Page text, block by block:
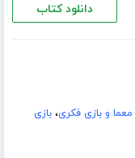
دانلود کتاب
معما و بازی فکری،بازی